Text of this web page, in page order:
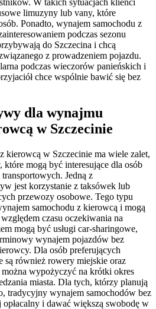
limuzyny lub vany, które
Ponadto, wynajem samochodu z
podczas sezonu
do Szczecina i chcą
z prowadzeniem pojazdu.
podczas wieczorów panieńskich i
chce wspólnie bawić się bez
dla wynajmu
w Szczecinie
kierowcą w Szczecinie ma wiele zalet,
mogą być interesujące dla osób
Jedną z
jest korzystanie z taksówek lub
przewozy osobowe. Tego typu
samochodu z kierowcą i mogą
czasu oczekiwania na
mogą być usługi car-sharingowe,
wynajem pojazdów bez
Dla osób preferujących
są również rowery miejskie oraz
wypożyczyć na krótki okres
miasta. Dla tych, którzy planują
tradycyjny wynajem samochodów bez
i dawać większą swobodę w